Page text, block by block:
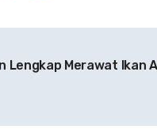
Lengkap Merawat Ikan